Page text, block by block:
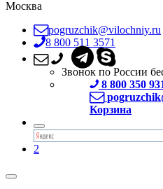
Москва
pogruzchik@vilochniy.ru
8 800 511 3571
Звонок по России
8 800 350
Корзина
2